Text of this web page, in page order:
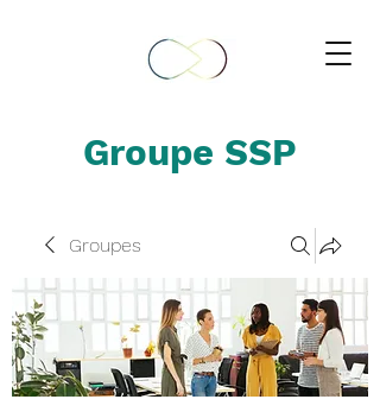
Groupe SSP
Groupes